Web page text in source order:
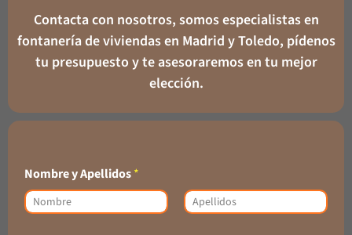
Contacta con nosotros, somos especialistas en
fontanería de viviendas en Madrid y Toledo, pídenos
tu presupuesto y te asesoraremos en tu mejor
elección.
Nombre y Apellidos*